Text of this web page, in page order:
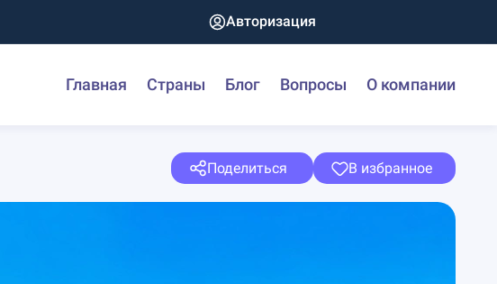
Авторизация
Главная Страны Блог Вопросы О компании
Поделиться В избранное